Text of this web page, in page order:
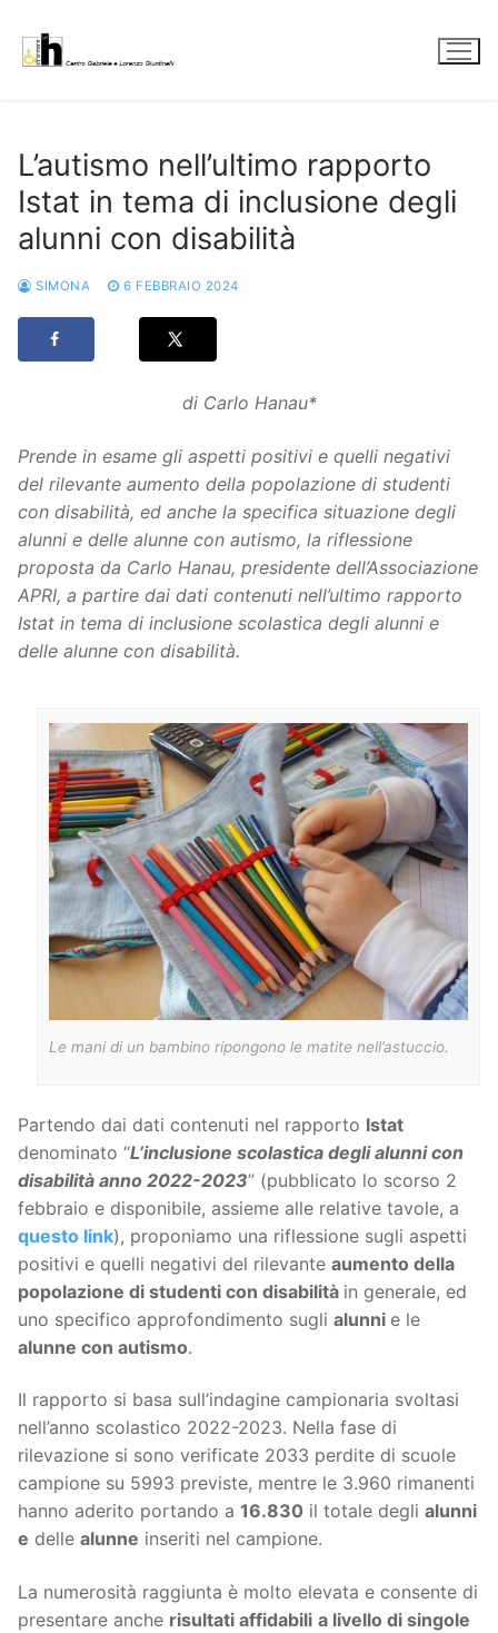
contenuto
L’autismo nell’ultimo rapporto
Istat in tema di inclusione degli
alunni con disabilità
SIMONA 6 FEBBRAIO 2024
di Carlo Hanau*
Prende in esame gli aspetti positivi e quelli negativi
del rilevante aumento della popolazione di studenti
con disabilità, ed anche la specifica situazione degli
alunni e delle alunne con autismo, la riflessione
proposta da Carlo Hanau, presidente dell’Associazione
APRI, a partire dai dati contenuti nell’ultimo rapporto
Istat in tema di inclusione scolastica degli alunni e
delle alunne con disabilità.
Le mani di un bambino ripongono le matite nell’astuccio.
Partendo dai dati contenuti nel rapporto Istat
denominato “L’inclusione scolastica degli alunni con
disabilità anno 2022-2023” (pubblicato lo scorso 2
febbraio e disponibile, assieme alle relative tavole, a
questo link), proponiamo una riflessione sugli aspetti
positivi e quelli negativi del rilevante aumento della
popolazione di studenti con disabilità in generale, ed
uno specifico approfondimento sugli alunni e le
alunne con autismo.
Il rapporto si basa sull’indagine campionaria svoltasi
nell’anno scolastico 2022-2023. Nella fase di
rilevazione si sono verificate 2033 perdite di scuole
campione su 5993 previste, mentre le 3.960 rimanenti
hanno aderito portando a 16.830 il totale degli alunni
e delle alunne inseriti nel campione.
La numerosità raggiunta è molto elevata e consente di
presentare anche risultati affidabili a livello di singole